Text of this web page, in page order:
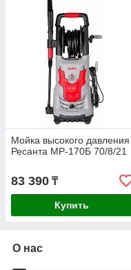
Мойка высокого давления
Ресанта МР-170Б 70/8/21
83 390 ₸
Купить
О нас